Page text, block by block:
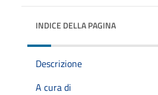
INDICE DELLA PAGINA
Descrizione
A cura di